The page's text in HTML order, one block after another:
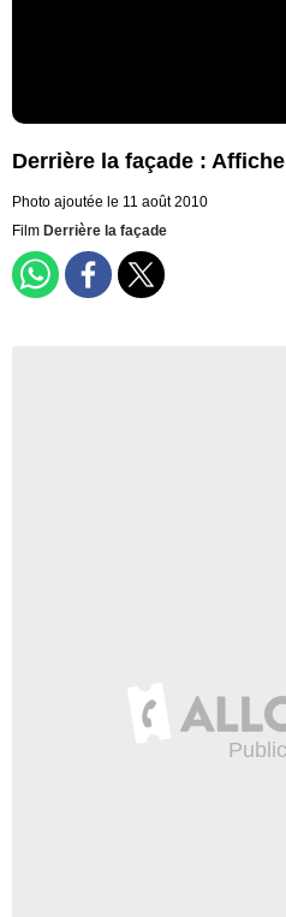
Derrière la façade : Affiche
Photo ajoutée le 11 août 2010
Film Derrière la façade